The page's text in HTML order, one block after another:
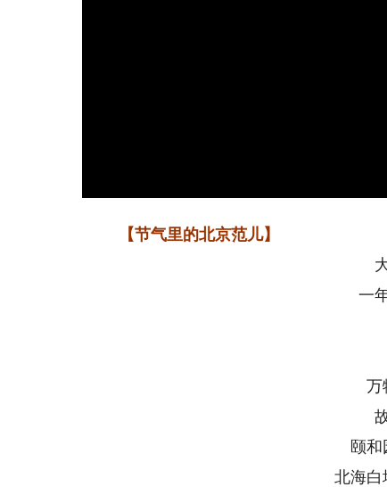
【节气里的北京范儿】
一
万
颐和
北海